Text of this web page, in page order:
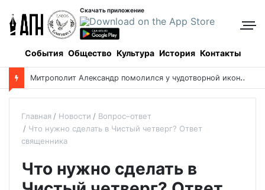
Скачать приложение
События Общество Культура История Контакты
М
итрополит Александр помолился у чудотворной иконы о благополучии Казахстана
Главная Новости
Вопрос–ответ
Что нужно сделать в Чистый четверг? Ответ
священника
Что нужно сделать в